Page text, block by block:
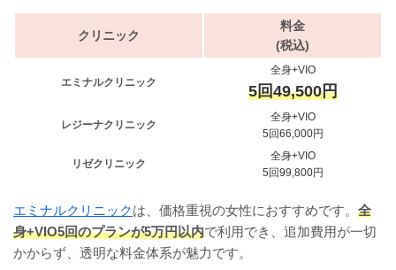
クリニック
料金
(税込)
エミナルクリニック
全身+VIO
5回49,500円
レジーナクリニック
全身+VIO
5回66,000円
リゼクリニック
全身+VIO
5回99,800円
エミナルクリニックは、価格重視の女性におすすめです。 全
身+VIO5回のプランが5万円以内で利用でき、追加費用が一切
かからず、透明な料金体系が魅力です。